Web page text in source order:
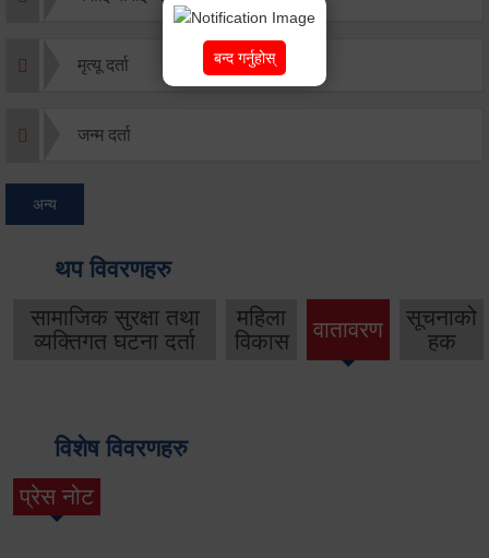
मृत्यू दर्ता
जन्म दर्ता
अन्य
थप विवरणहरु
सामाजिक सुरक्षा तथा
व्यक्तिगत घटना दर्ता
महिला
विकास
वातावरण
सूचनाको
हक
विशेष विवरणहरु
प्रेस नोट
बन्द गर्नुहोस्